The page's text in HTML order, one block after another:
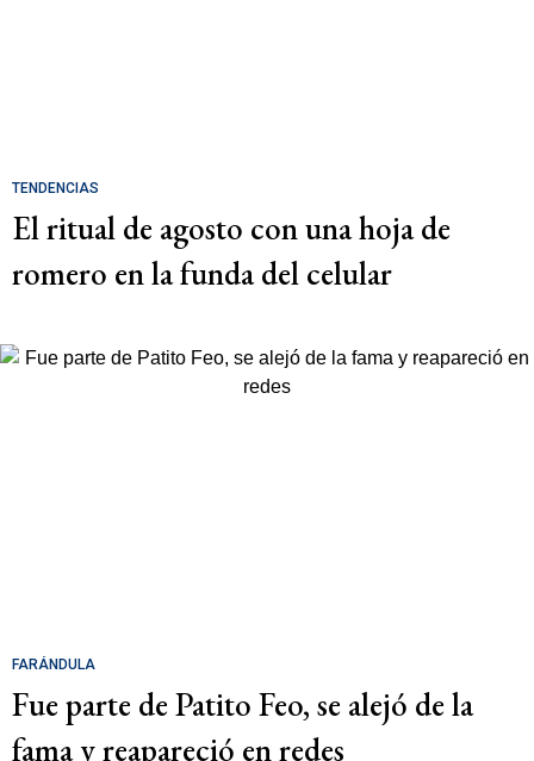
TENDENCIAS
El ritual de agosto con una hoja de
romero en la funda del celular
FARÁNDULA
Fue parte de Patito Feo, se alejó de la
fama y reapareció en redes